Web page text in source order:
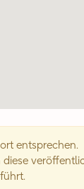
entsprechen.